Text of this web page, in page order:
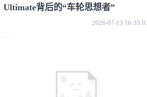
Ultimate背后的“车轮思想者”
2026-07-13
...